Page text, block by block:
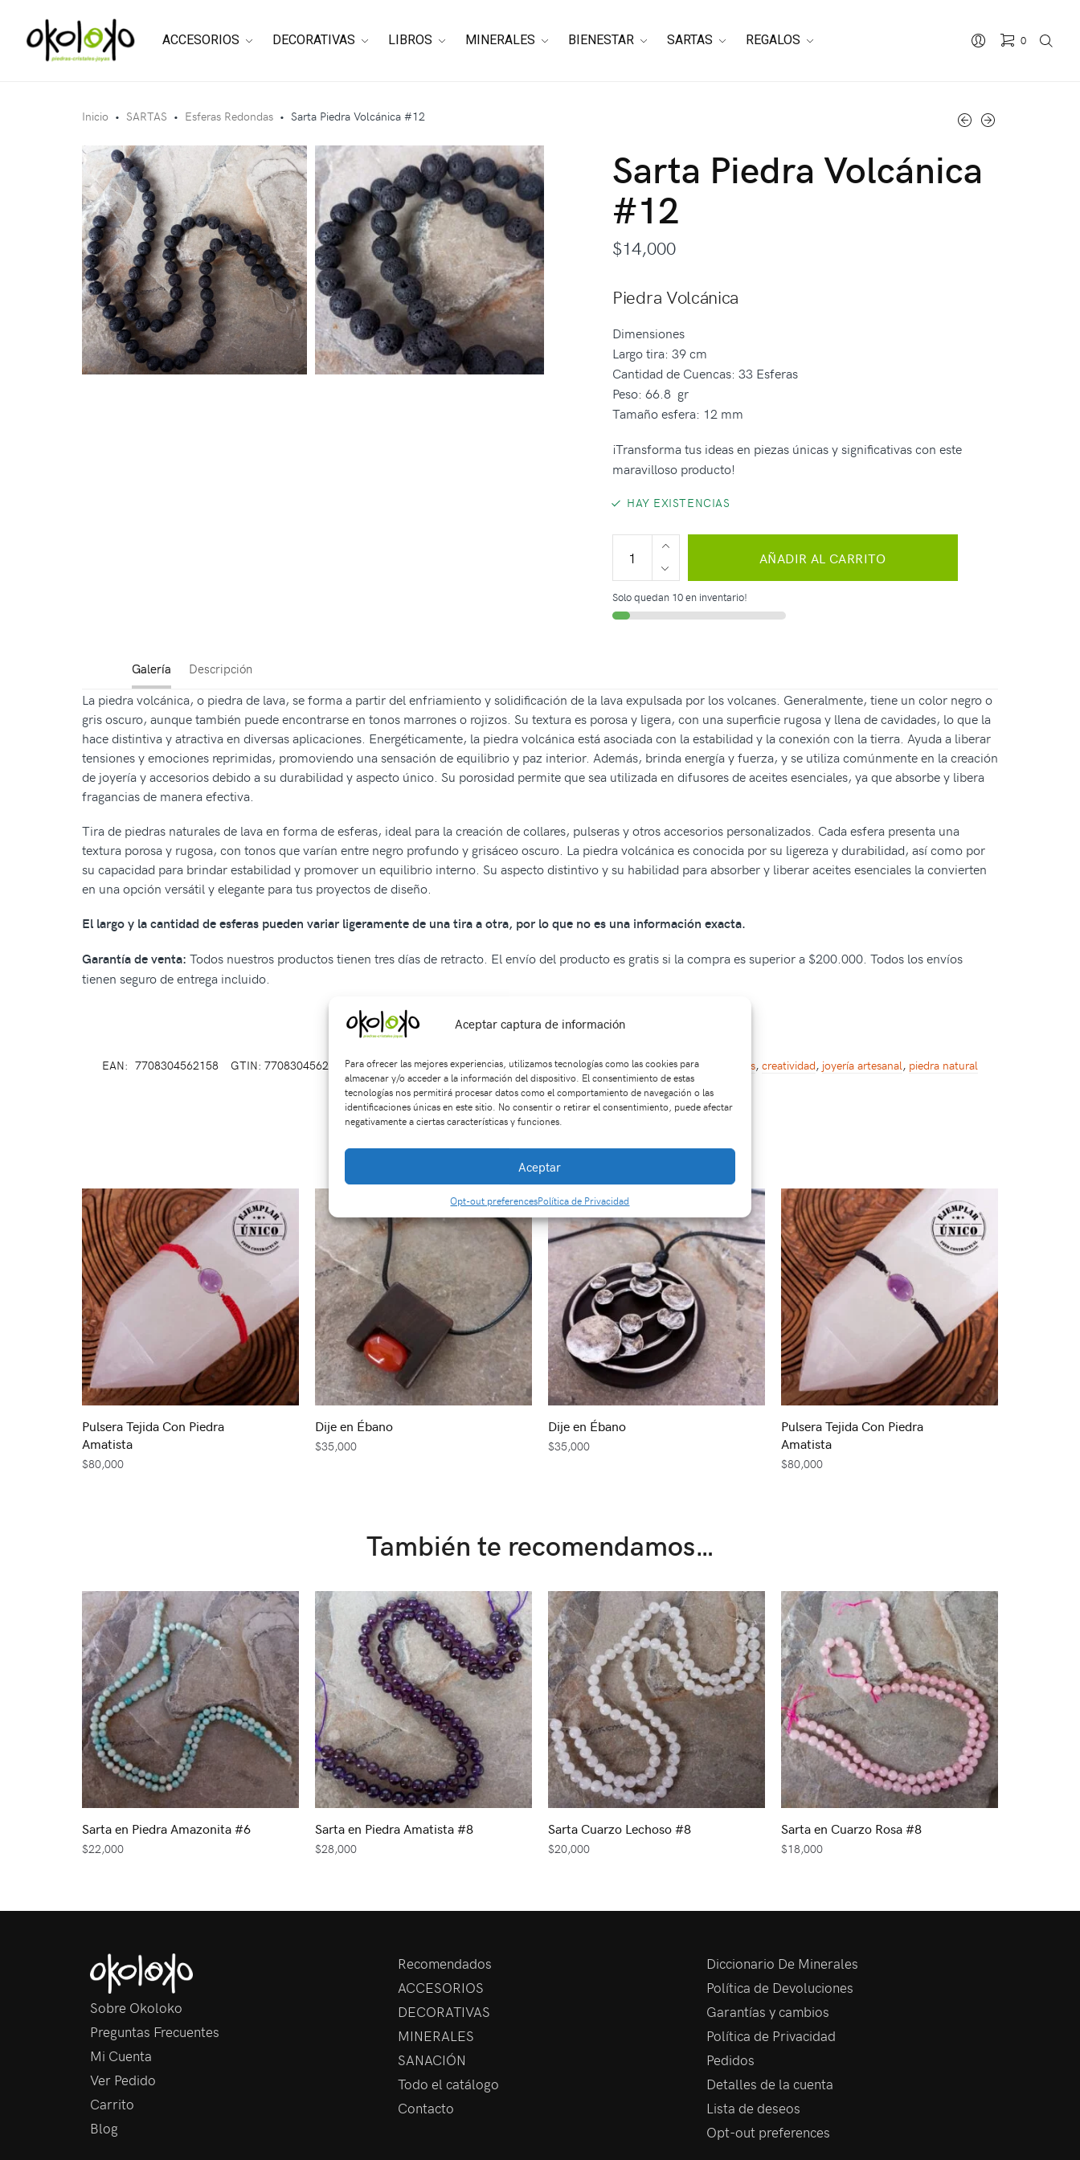
Aceptar captura de información
Para ofrecer las mejores experiencias, utilizamos tecnologías como las cookies para
almacenar y/o acceder a la información del dispositivo. El consentimiento de estas
tecnologías nos permitirá procesar datos como el comportamiento de navegación o las
identificaciones únicas en este sitio. No consentir o retirar el consentimiento, puede afectar
negativamente a ciertas características y funciones.
Aceptar
Opt-out preferencesPolítica de Privacidad
ACCESORIOS DECORATIVAS LIBROS MINERALES BIENESTAR SARTAS REGALOS 0
Inicio • SARTAS • Esferas Redondas • Sarta Piedra Volcánica #12
Sarta Piedra Volcánica
#12
$14,000
Piedra Volcánica
Dimensiones
Largo tira: 39 cm
Cantidad de Cuencas: 33 Esferas
Peso: 66.8 gr
Tamaño esfera: 12 mm
¡Transforma tus ideas en piezas únicas y significativas con este
maravilloso producto!
HAY EXISTENCIAS
AÑADIR AL CARRITO
Solo quedan 10 en inventario!
Galería Descripción
La piedra volcánica, o piedra de lava, se forma a partir del enfriamiento y solidificación de la lava expulsada por los volcanes. Generalmente, tiene un color negro o
gris oscuro, aunque también puede encontrarse en tonos marrones o rojizos. Su textura es porosa y ligera, con una superficie rugosa y llena de cavidades, lo que la
hace distintiva y atractiva en diversas aplicaciones. Energéticamente, la piedra volcánica está asociada con la estabilidad y la conexión con la tierra. Ayuda a liberar
tensiones y emociones reprimidas, promoviendo una sensación de equilibrio y paz interior. Además, brinda energía y fuerza, y se utiliza comúnmente en la creación
de joyería y accesorios debido a su durabilidad y aspecto único. Su porosidad permite que sea utilizada en difusores de aceites esenciales, ya que absorbe y libera
fragancias de manera efectiva.
Tira de piedras naturales de lava en forma de esferas, ideal para la creación de collares, pulseras y otros accesorios personalizados. Cada esfera presenta una
textura porosa y rugosa, con tonos que varían entre negro profundo y grisáceo oscuro. La piedra volcánica es conocida por su ligereza y durabilidad, así como por
su capacidad para brindar estabilidad y promover un equilibrio interno. Su aspecto distintivo y su habilidad para absorber y liberar aceites esenciales la convierten
en una opción versátil y elegante para tus proyectos de diseño.
El largo y la cantidad de esferas pueden variar ligeramente de una tira a otra, por lo que no es una información exacta.
Garantía de venta: Todos nuestros productos tienen tres días de retracto. El envío del producto es gratis si la compra es superior a $200.000. Todos los envíos
tienen seguro de entrega incluido.
EAN: 7708304562158 GTIN: 7708304562158 SKU: Sa1369 Categorías:SARTAS,Esferas Redondas Etiquetas: accesorios, creatividad, joyería artesanal, piedra natural
Productos relacionados
Pulsera Tejida Con Piedra
Amatista
$80,000
Dije en Ébano
$35,000
Dije en Ébano
$35,000
Pulsera Tejida Con Piedra
Amatista
$80,000
También te recomendamos…
Sarta en Piedra Amazonita #6
$22,000
Sarta en Piedra Amatista #8
$28,000
Sarta Cuarzo Lechoso #8
$20,000
Sarta en Cuarzo Rosa #8
$18,000
Sobre Okoloko
Preguntas Frecuentes
Mi Cuenta
Ver Pedido
Carrito
Blog
Recomendados
ACCESORIOS
DECORATIVAS
MINERALES
SANACIÓN
Todo el catálogo
Contacto
Diccionario De Minerales
Política de Devoluciones
Garantías y cambios
Política de Privacidad
Pedidos
Detalles de la cuenta
Lista de deseos
Opt-out preferences